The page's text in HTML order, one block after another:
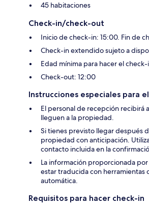
45 habitaciones
Check-in/check-out
Inicio de check-in: 15:00. Fin de
Check-in extendido sujeto a
Edad mínima para hacer el check-
Check-out: 12:00
Instrucciones especiales para
El personal de recepción recibirá
lleguen a la propiedad.
Si tienes previsto llegar después
propiedad con anticipación.
contacto incluida en la
La información proporcionada
estar traducida con herramientas
automática.
Requisitos para hacer check-in